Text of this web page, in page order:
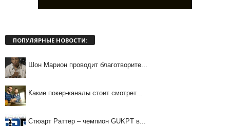
ПОПУЛЯРНЫЕ НОВОСТИ:
Шон Марион проводит благотворите...
Какие покер-каналы стоит смотрет...
Стюарт Раттер – чемпион GUKPT в...